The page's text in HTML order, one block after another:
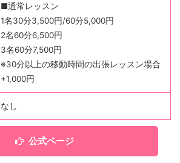
■通常レッスン
1名30分3,500円/60分5,000円
2名60分6,500円
3名60分7,500円
※30分以上の移動時間の出張レッスン場合
+1,000円
なし
公式ページ